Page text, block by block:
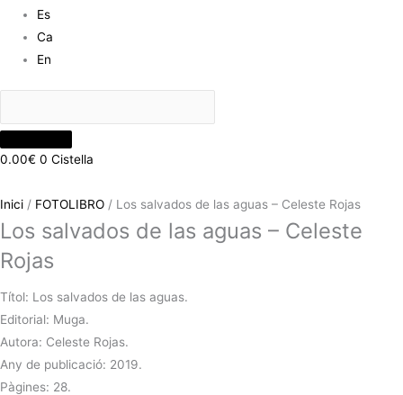
Es
Ca
En
0.00€ 0 Cistella
Inici / FOTOLIBRO / Los salvados de las aguas – Celeste Rojas
Los salvados de las aguas – Celeste
Rojas
Títol: Los salvados de las aguas.
Editorial: Muga.
Autora: Celeste Rojas.
Any de publicació: 2019.
Pàgines: 28.